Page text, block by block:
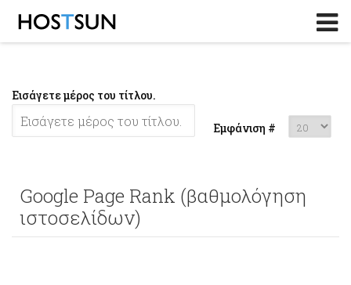
Εισάγετε μέρος του τίτλου.
Εμφάνιση #
Google Page Rank (βαθμολόγηση
ιστοσελίδων)
Log in
Password